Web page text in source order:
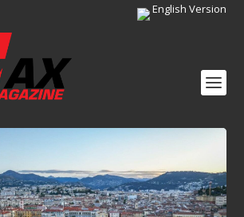
English Version